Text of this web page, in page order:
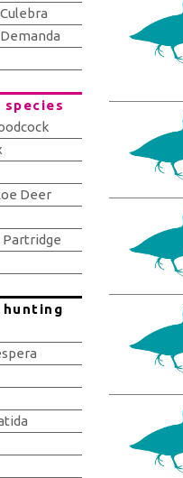
species
Deer
Partridge